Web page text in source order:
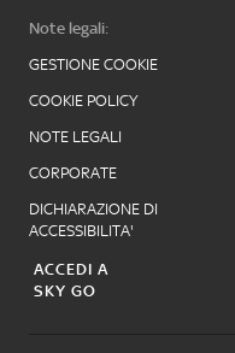
Note legali:
GESTIONE COOKIE
COOKIE POLICY
NOTE LEGALI
CORPORATE
DICHIARAZIONE DI
ACCESSIBILITA'
ACCEDI A
SKY GO